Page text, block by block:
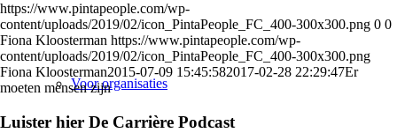
Voor organisaties
https://www.pintapeople.com/wp-
content/uploads/2019/02/icon_PintaPeople_FC_400-300x300.png 0 0
Fiona Kloosterman https://www.pintapeople.com/wp-
content/uploads/2019/02/icon_PintaPeople_FC_400-300x300.png
Fiona Kloosterman2015-07-09 15:45:582017-02-28 22:29:47Er
moeten mensen zijn
Luister hier De Carrière Podcast